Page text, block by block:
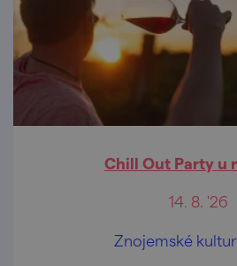
Chill Out Party u
14. 8. '26
Znojemské